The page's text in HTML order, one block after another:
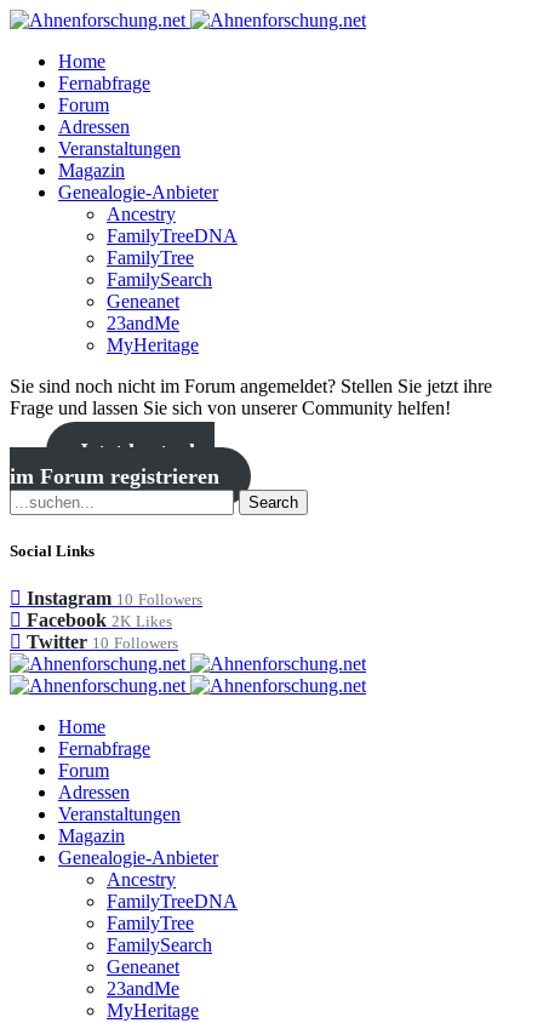
Home
Fernabfrage
Forum
Adressen
Veranstaltungen
Magazin
Genealogie-Anbieter
Ancestry
FamilyTreeDNA
FamilyTree
FamilySearch
Geneanet
23andMe
MyHeritage
Sie sind noch nicht im Forum angemeldet? Stellen Sie jetzt ihre
Frage und lassen Sie sich von unserer Community helfen!
Jetzt kostenlos
im Forum registrieren
Search
Social Links
Instagram 10 Followers
Facebook 2K Likes
Twitter 10 Followers
Home
Fernabfrage
Forum
Adressen
Veranstaltungen
Magazin
Genealogie-Anbieter
Ancestry
FamilyTreeDNA
FamilyTree
FamilySearch
Geneanet
23andMe
MyHeritage